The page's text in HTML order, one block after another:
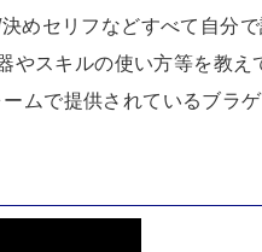
めセリフなどすべて自分で
スキルの使い方等を教え
ムで提供されているブラゲ